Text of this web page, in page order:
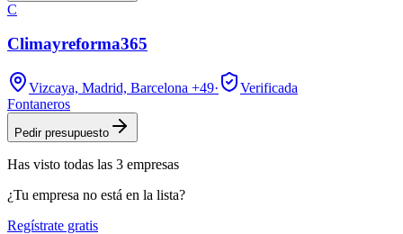
C
Climayreforma365
Vizcaya, Madrid, Barcelona +49·
Verificada
Fontaneros
Pedir presupuesto
Has visto todas las 3 empresas
¿Tu empresa no está en la lista?
Regístrate gratis